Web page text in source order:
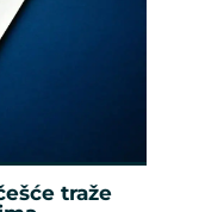
traže